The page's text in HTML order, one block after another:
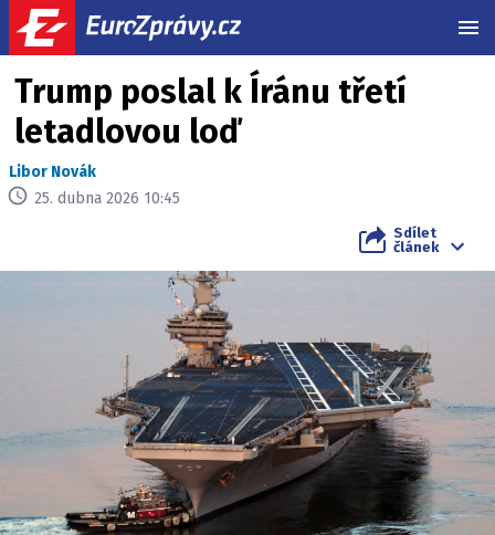
Trump poslal k Íránu třetí
letadlovou loď
Libor Novák
25. dubna 2026 10:45
Sdílet
článek